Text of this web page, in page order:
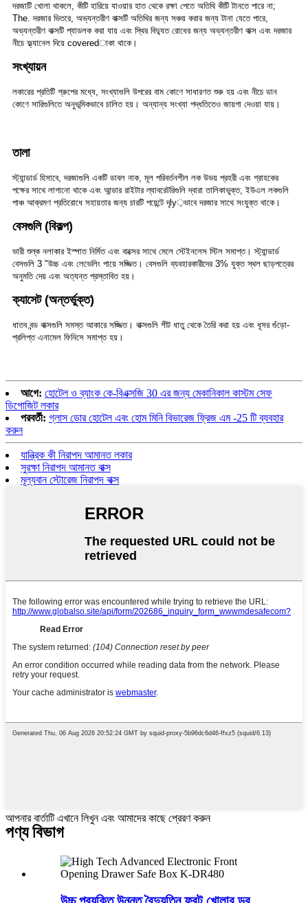
দরজাটি খোলা থাকলে, কীটি হারিয়ে যাওয়ার হাত থেকে রক্ষা পেতে অতিথি কীটি টানতে পারে না;
The. দরজার ভিতরে, অভ্যন্তরীণ বাক্সটি অতিথির জন্য সঞ্চয় করার জন্য টানা যেতে পারে,
অভ্যন্তরীণ বাক্সটি প্যাডলক করা যায় এবং স্থির বিদ্যুত রোধের জন্য অভ্যন্তরীণ বাক্স এবং দরজার
নীচে ফ্ল্যানেল দিয়ে coveredাকা থাকে।
সংখ্যায়ন
লকারের প্রতিটি গ্রুপের মধ্যে, সংখ্যাগুলি উপরের বাম কোণে সাধারণত শুরু হয় এবং নীচে ডান
কোণে সারিগুলিতে অনুভূমিকভাবে চালিত হয়। অন্যান্য সংখ্যা পদ্ধতিতেও জায়গা দেওয়া যায়।
তালা
স্ট্যান্ডার্ড হিসাবে, দরজাগুলি একটি ডাবল নাক, মূল পরিবর্তনশীল লক উভয় প্রহরী এবং গ্রাহকের
পক্ষের সাথে লাগানো থাকে এবং আন্ডার রাইটার ল্যাবরেটরিগুলি দ্বারা তালিকাভুক্ত, ইউএল লকগুলি
পাঞ্চ আক্রমণ প্রতিরোধে সহায়তার জন্য চারটি পয়েন্টে দৃly়ভাবে দরজার সাথে সংযুক্ত থাকে।
বেসগুলি (বিকল্প)
ভারী শুল্ক নলাকার ইস্পাত নির্মিত এবং বাক্সের সাথে মেলে স্টেইনলেস স্টিল সমাপ্ত। স্ট্যান্ডার্ড
বেসগুলি 3 "উচ্চ এবং লেভেলিং পায়ে সজ্জিত। বেসগুলি ব্যবহারকারীদের 3% যুক্ত স্থল ছাড়পত্রের
অনুমতি দেয় এবং অত্যন্ত প্রস্তাবিত হয়।
ক্যাসেট (অন্তর্ভুক্ত)
ধাতব বন্ড বাক্সগুলি সমস্ত আকারে সজ্জিত। বাক্সগুলি শীট ধাতু থেকে তৈরি করা হয় এবং ধূসর গুঁড়ো-
প্রলিপ্ত এনামেল ফিনিসে সমাপ্ত হয়।
আগে: হোটেল ও ব্যাংক কে-বিএক্সজি 30 এর জন্য মেকানিকাল কাস্টম সেফ
ডিপোজিট লকার
পরবর্তী: গ্লাস ডোর হোটেল এবং হোম মিনি বিভারেজ ফ্রিজ এম -25 টি ব্যবহার
করুন
যান্ত্রিক কী নিরাপদ আমানত লকার
সুরক্ষা নিরাপদ আমানত বাক্স
মূল্যবান স্টোরেজ নিরাপদ বাক্স
আপনার বার্তাটি এখানে লিখুন এবং আমাদের কাছে প্রেরণ করুন
পণ্য বিভাগ